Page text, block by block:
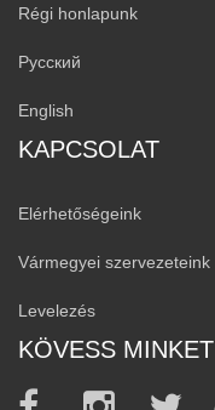
Régi honlapunk
Русский
English
KAPCSOLAT
Elérhetőségeink
Vármegyei szervezeteink
Levelezés
KÖVESS MINKET